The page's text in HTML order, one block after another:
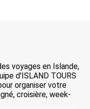
voyages en Islande,
d'ISLAND TOURS
organiser votre
croisière, week-